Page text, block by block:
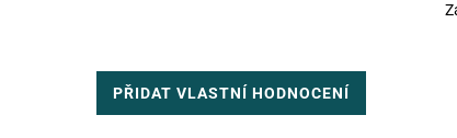
PŘIDAT VLASTNÍ HODNOCENÍ